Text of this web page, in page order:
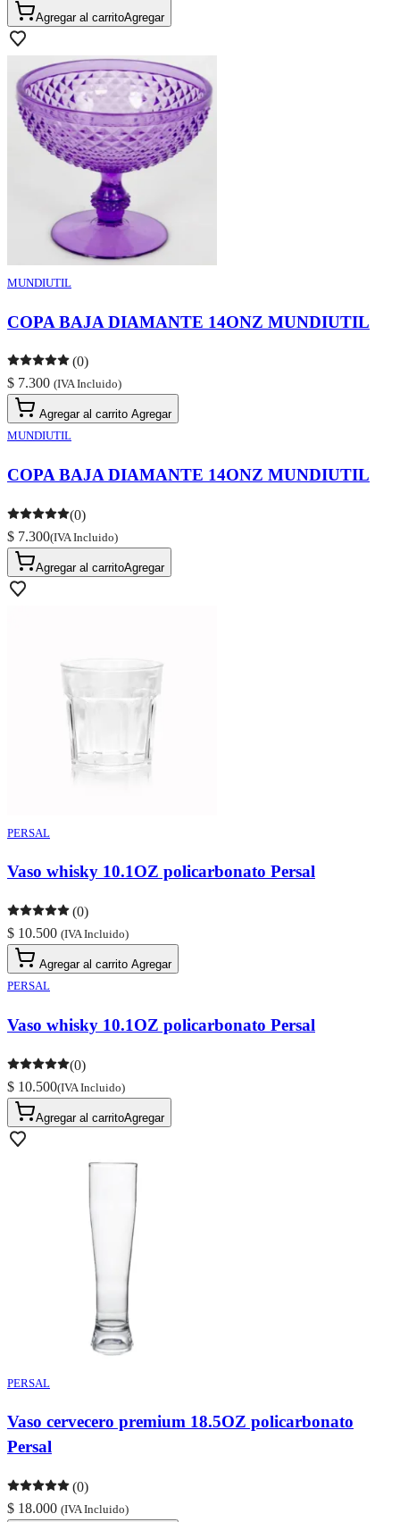
Agregar al carritoAgregar
MUNDIUTIL
COPA BAJA DIAMANTE 14ONZ MUNDIUTIL
(0)
$ 7.300 (IVA Incluido)
Agregar al carrito Agregar
MUNDIUTIL
COPA BAJA DIAMANTE 14ONZ MUNDIUTIL
(0)
$ 7.300(IVA Incluido)
Agregar al carritoAgregar
PERSAL
Vaso whisky 10.1OZ policarbonato Persal
(0)
$ 10.500 (IVA Incluido)
Agregar al carrito Agregar
PERSAL
Vaso whisky 10.1OZ policarbonato Persal
(0)
$ 10.500(IVA Incluido)
Agregar al carritoAgregar
PERSAL
Vaso cervecero premium 18.5OZ policarbonato
Persal
(0)
$ 18.000 (IVA Incluido)